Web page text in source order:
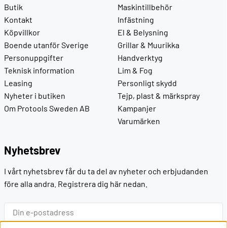
Butik
Kontakt
Köpvillkor
Boende utanför Sverige
Personuppgifter
Teknisk information
Leasing
Nyheter i butiken
Om Protools Sweden AB
Maskintillbehör
Infästning
El & Belysning
Grillar & Muurikka
Handverktyg
Lim & Fog
Personligt skydd
Tejp, plast & märkspray
Kampanjer
Varumärken
Nyhetsbrev
I vårt nyhetsbrev får du ta del av nyheter och erbjudanden
före alla andra. Registrera dig här nedan.